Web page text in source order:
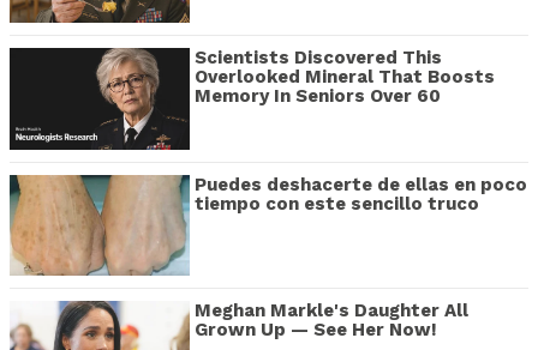
Scientists Discovered This
Overlooked Mineral That Boosts
Memory In Seniors Over 60
Puedes deshacerte de ellas en poco
tiempo con este sencillo truco
Meghan Markle's Daughter All
Grown Up — See Her Now!